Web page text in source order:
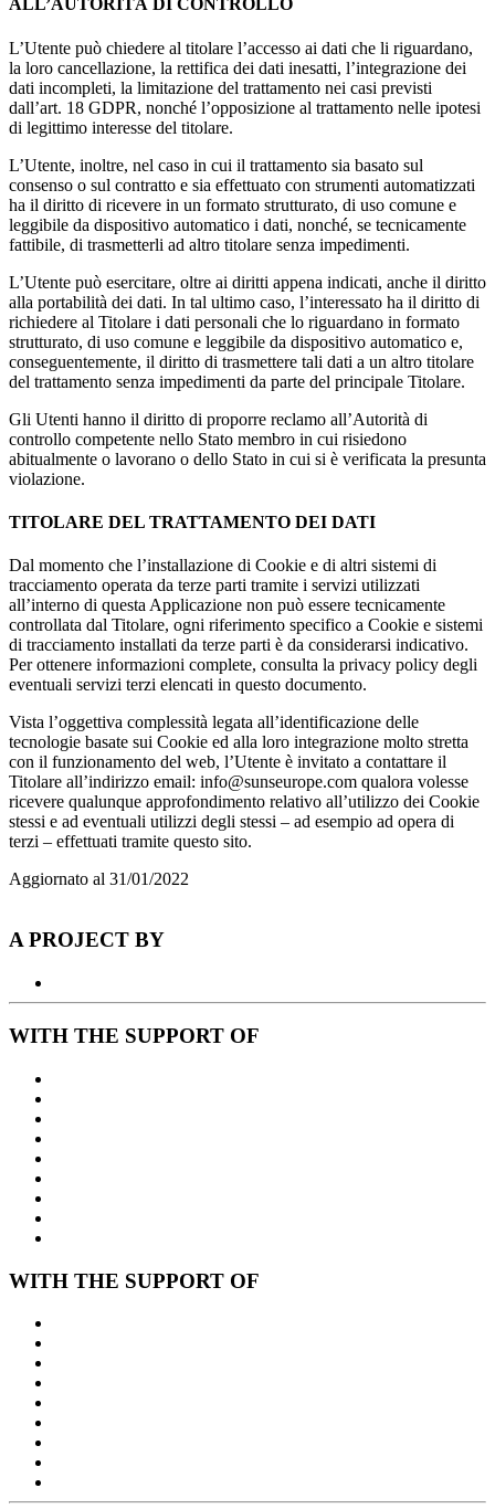
ALL’AUTORITÀ DI CONTROLLO
L’Utente può chiedere al titolare l’accesso ai dati che li riguardano,
la loro cancellazione, la rettifica dei dati inesatti, l’integrazione dei
dati incompleti, la limitazione del trattamento nei casi previsti
dall’art. 18 GDPR, nonché l’opposizione al trattamento nelle ipotesi
di legittimo interesse del titolare.
L’Utente, inoltre, nel caso in cui il trattamento sia basato sul
consenso o sul contratto e sia effettuato con strumenti automatizzati
ha il diritto di ricevere in un formato strutturato, di uso comune e
leggibile da dispositivo automatico i dati, nonché, se tecnicamente
fattibile, di trasmetterli ad altro titolare senza impedimenti.
L’Utente può esercitare, oltre ai diritti appena indicati, anche il diritto
alla portabilità dei dati. In tal ultimo caso, l’interessato ha il diritto di
richiedere al Titolare i dati personali che lo riguardano in formato
strutturato, di uso comune e leggibile da dispositivo automatico e,
conseguentemente, il diritto di trasmettere tali dati a un altro titolare
del trattamento senza impedimenti da parte del principale Titolare.
Gli Utenti hanno il diritto di proporre reclamo all’Autorità di
controllo competente nello Stato membro in cui risiedono
abitualmente o lavorano o dello Stato in cui si è verificata la presunta
violazione.
TITOLARE DEL TRATTAMENTO DEI DATI
Dal momento che l’installazione di Cookie e di altri sistemi di
tracciamento operata da terze parti tramite i servizi utilizzati
all’interno di questa Applicazione non può essere tecnicamente
controllata dal Titolare, ogni riferimento specifico a Cookie e sistemi
di tracciamento installati da terze parti è da considerarsi indicativo.
Per ottenere informazioni complete, consulta la privacy policy degli
eventuali servizi terzi elencati in questo documento.
Vista l’oggettiva complessità legata all’identificazione delle
tecnologie basate sui Cookie ed alla loro integrazione molto stretta
con il funzionamento del web, l’Utente è invitato a contattare il
Titolare all’indirizzo email: info@sunseurope.com qualora volesse
ricevere qualunque approfondimento relativo all’utilizzo dei Cookie
stessi e ad eventuali utilizzi degli stessi – ad esempio ad opera di
terzi – effettuati tramite questo sito.
Aggiornato al 31/01/2022
A PROJECT BY
WITH THE SUPPORT OF
WITH THE SUPPORT OF